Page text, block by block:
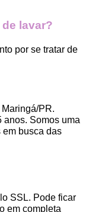
lavar?
por se tratar de
PR.
anos. Somos uma
em busca das
SSL. Pode ficar
em completa